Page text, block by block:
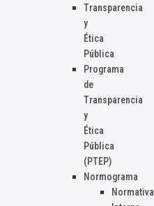
Transparencia
y
Ética
Pública
Programa
de
Transparencia
y
Ética
Pública
(PTEP)
Normograma
Normativa